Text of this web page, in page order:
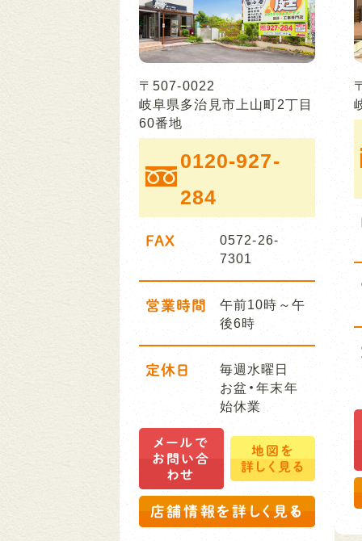
〒507-0022
岐阜県多治見市上山町2丁目
60番地
0120-927-
284
FAX
0572-26-
7301
営業時間
午前10時～午
後6時
定休日
毎週水曜日
お盆・年末年
始休業
メールで
お問い合
わせ
地図を
詳しく見る
店舗情報を詳しく見る